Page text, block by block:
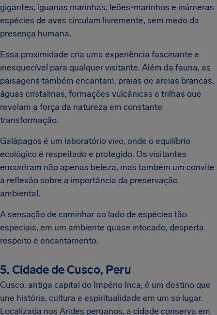
gigantes, iguanas marinhas, leões-marinhos e inúmeras
espécies de aves circulam livremente, sem medo da
presença humana.
Essa proximidade cria uma experiência fascinante e
inesquecível para qualquer visitante. Além da fauna, as
paisagens também encantam, praias de areias brancas,
águas cristalinas, formações vulcânicas e trilhas que
revelam a força da natureza em constante
transformação.
Galápagos é um laboratório vivo, onde o equilíbrio
ecológico é respeitado e protegido. Os visitantes
encontram não apenas beleza, mas também um convite
à reflexão sobre a importância da preservação
ambiental.
A sensação de caminhar ao lado de espécies tão
especiais, em um ambiente quase intocado, desperta
respeito e encantamento.
5. Cidade de Cusco, Peru
Cusco, antiga capital do Império Inca, é um destino que
une história, cultura e espiritualidade em um só lugar.
Localizada nos Andes peruanos, a cidade conserva em